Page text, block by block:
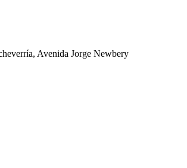
Avenida Jorge Newbery